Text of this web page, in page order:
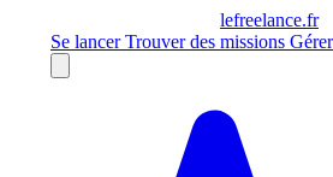
lefreelance.fr
Se lancerTrouver des missions